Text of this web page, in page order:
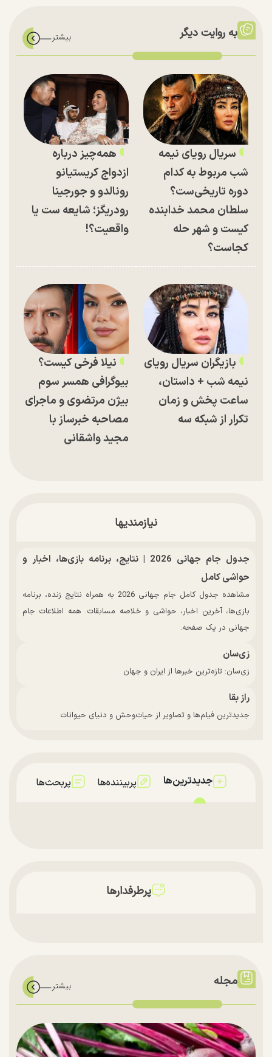
به روایت دیگر
سریال رویای نیمه
شب مربوط به کدام
دوره تاریخی‌ست؟
سلطان محمد خدابنده
کیست و شهر حله
کجاست؟
همه‌چیز درباره
ازدواج کریستیانو
رونالدو و جورجینا
رودریگز؛ شایعه ست یا
واقعیت؟!
بازیگران سریال رویای
نیمه شب + داستان،
ساعت پخش و زمان
تکرار از شبکه سه
نیلا فرخی کیست؟
بیوگرافی همسر سوم
بیژن مرتضوی و ماجرای
مصاحبه خبرساز با
مجید واشقانی
نیازمندیها
جدول جام جهانی 2026 | نتایج، برنامه بازی‌ها، اخبار و
حواشی کامل
مشاهده جدول کامل جام جهانی 2026 به همراه نتایج زنده، برنامه
بازی‌ها، آخرین اخبار، حواشی و خلاصه مسابقات. همه اطلاعات جام
جهانی در یک صفحه.
زی‌سان
زی‌سان: تازه‌ترین خبرها از ایران و جهان
راز بقا
جدیدترین فیلم‌ها و تصاویر از حیات‌وحش و دنیای حیوانات
جدیدترین‌ها پربیننده‌ها پربحث‌ها
پرطرفدارها
مجله